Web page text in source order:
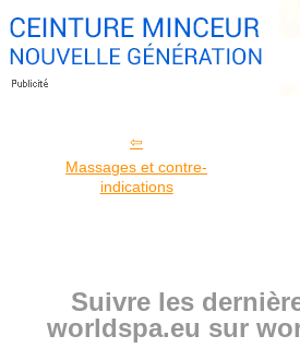
Massages et contre-
indications
Suivre les
worldspa.eu sur